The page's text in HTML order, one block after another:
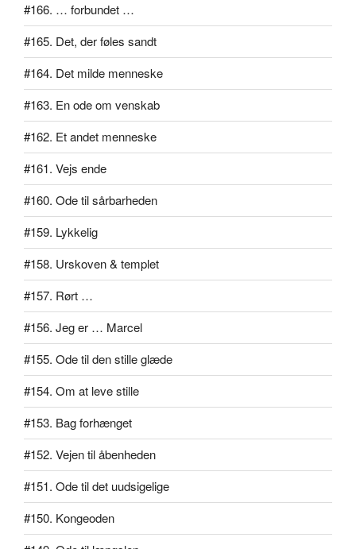
#166. … forbundet …
#165. Det, der føles sandt
#164. Det milde menneske
#163. En ode om venskab
#162. Et andet menneske
#161. Vejs ende
#160. Ode til sårbarheden
#159. Lykkelig
#158. Urskoven & templet
#157. Rørt …
#156. Jeg er … Marcel
#155. Ode til den stille glæde
#154. Om at leve stille
#153. Bag forhænget
#152. Vejen til åbenheden
#151. Ode til det uudsigelige
#150. Kongeoden